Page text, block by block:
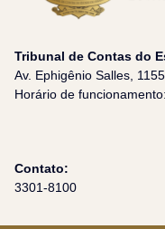
Tribunal de Contas do
Av. Ephigênio Salles,
Horário de
Contato:
3301-8100